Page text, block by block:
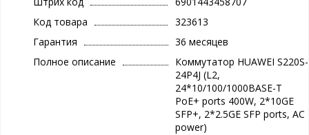
Код товара
323613
Гарантия
36 месяцев
Полное описание
Коммутатор HUAWEI S220S-
24P4J (L2,
24*10/100/1000BASE-T
PoE+ ports 400W, 2*10GE
SFP+, 2*2.5GE SFP ports, AC
power)